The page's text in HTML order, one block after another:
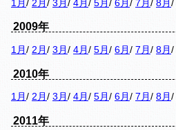
1月 / 2月 / 3月 / 4月 / 5月 / 6月 / 7月 / 8月 /
2009年
1月 / 2月 / 3月 / 4月 / 5月 / 6月 / 7月 / 8月 /
2010年
1月 / 2月 / 3月 / 4月 / 5月 / 6月 / 7月 / 8月 /
2011年